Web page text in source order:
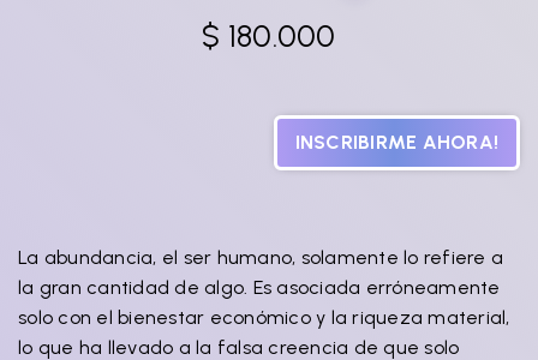
$ 180.000
INSCRIBIRME AHORA!
La abundancia, el ser humano, solamente lo refiere a
la gran cantidad de algo. Es asociada erróneamente
solo con el bienestar económico y la riqueza material,
lo que ha llevado a la falsa creencia de que solo